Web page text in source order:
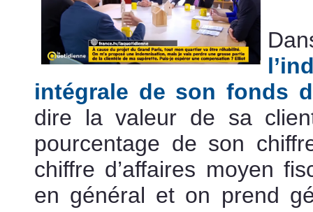
intégrale de son fonds
dire la valeur de sa
pourcentage de son
chiffre d’affaires moyen
en général et on prend